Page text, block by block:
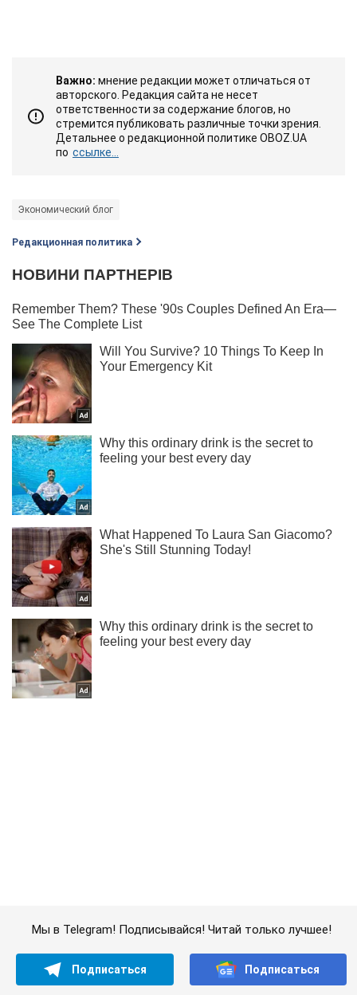
Важно: мнение редакции может отличаться от
авторского. Редакция сайта не несет
ответственности за содержание блогов, но
стремится публиковать различные точки зрения.
Детальнее о редакционной политике OBOZ.UA
по ссылке...
Экономический блог
Редакционная политика